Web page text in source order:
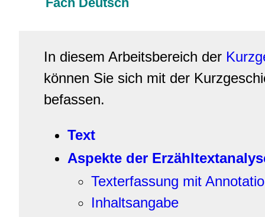
In diesem Arbeitsbereich der
können Sie sich mit der
befassen.
Text
Aspekte der
Texterfassung mit
Inhaltsangabe